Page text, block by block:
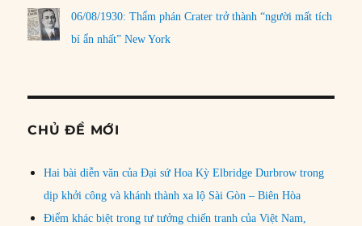
06/08/1930: Thẩm phán Crater trở thành “người mất tích
bí ẩn nhất” New York
CHỦ ĐỀ MỚI
Hai bài diễn văn của Đại sứ Hoa Kỳ Elbridge Durbrow trong
dịp khởi công và khánh thành xa lộ Sài Gòn – Biên Hòa
Điểm khác biệt trong tư tưởng chiến tranh của Việt Nam,